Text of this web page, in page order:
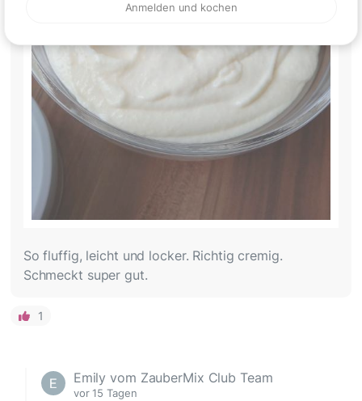
Anmelden und kochen
So fluffig, leicht und locker. Richtig cremig.
Schmeckt super gut.
1
Emily vom ZauberMix Club Team
vor 15 Tagen